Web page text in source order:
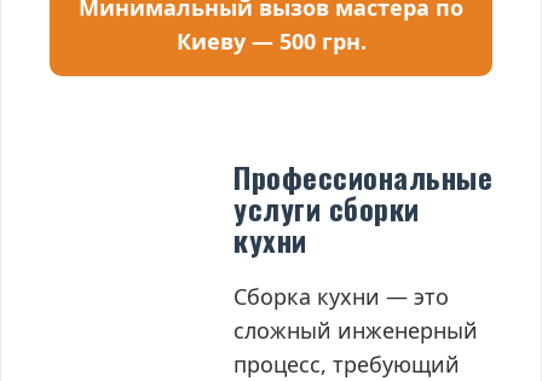
Минимальный вызов мастера по
Киеву — 500 грн.
Профессиональные
услуги сборки
кухни
Сборка кухни — это
сложный инженерный
процесс, требующий